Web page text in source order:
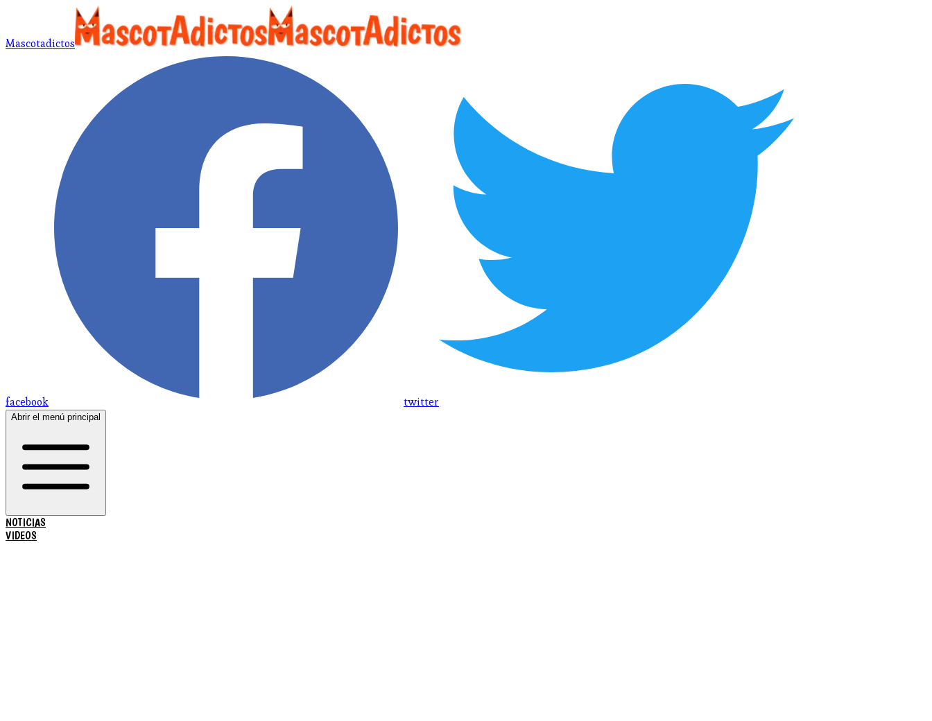
Mascotadictos
facebook twitter
Abrir el menú principal
NOTICIAS
VIDEOS